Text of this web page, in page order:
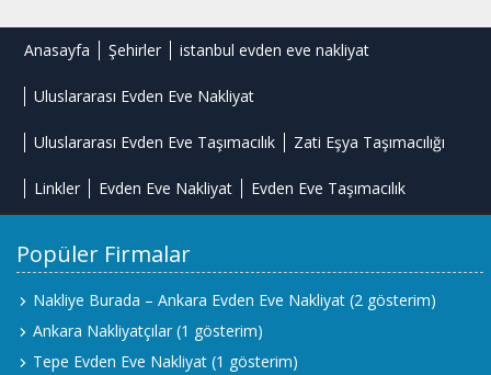
Anasayfa Şehirler istanbul evden eve nakliyat
Uluslararası Evden Eve Nakliyat
Uluslararası Evden Eve Taşımacılık Zati Eşya Taşımacılığı
Linkler Evden Eve Nakliyat Evden Eve Taşımacılık
Popüler Firmalar
Nakliye Burada – Ankara Evden Eve Nakliyat (2 gösterim)
Ankara Nakliyatçılar (1 gösterim)
Tepe Evden Eve Nakliyat (1 gösterim)